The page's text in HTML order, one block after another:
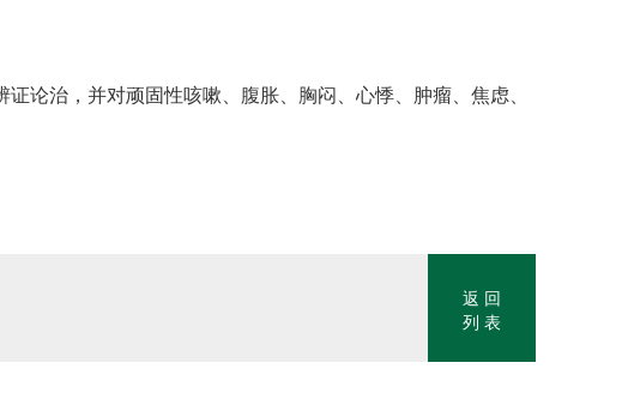
论治，并对顽固性咳嗽、腹胀、胸闷、心悸、肿瘤、焦虑、
返 回
列 表